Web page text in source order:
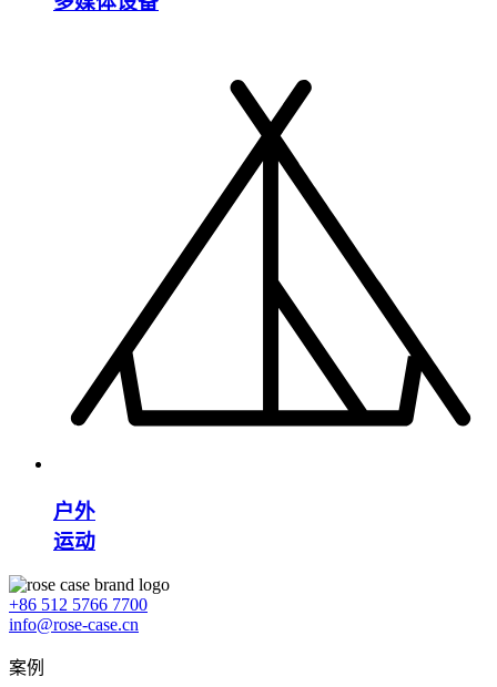
户外
运动
+86 512 5766 7700
info@rose-case.cn
案例